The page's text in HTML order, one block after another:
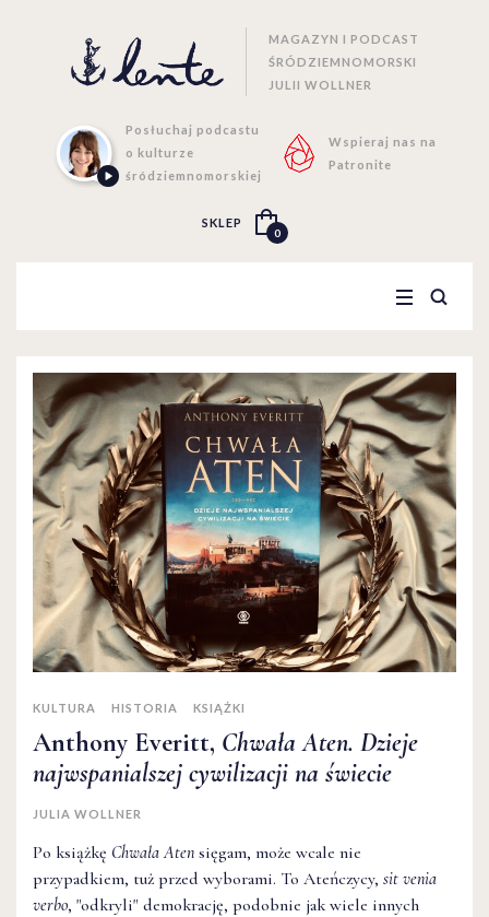
MAGAZYN I PODCAST
ŚRÓDZIEMNOMORSKI
JULII WOLLNER
Posłuchaj podcastu
o kulturze
śródziemnomorskiej
Wspieraj nas na
Patronite
SKLEP
0
KULTURA HISTORIA KSIĄŻKI
Anthony Everitt, Chwała Aten. Dzieje
najwspanialszej cywilizacji na świecie
JULIA WOLLNER
Po książkę Chwała Aten sięgam, może wcale nie
przypadkiem, tuż przed wyborami. To Ateńczycy, sit venia
verbo, "odkryli" demokrację, podobnie jak wiele innych